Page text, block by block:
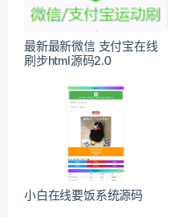
最新最新微信 支付宝在线
刷步html源码2.0
小白在线要饭系统源码